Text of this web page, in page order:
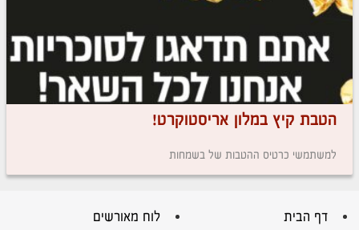
הטבת קיץ במלון אריסטוקרט!
למשתמשי כרטיס ההטבות של בשמחות
דף הבית לוח מאורשים